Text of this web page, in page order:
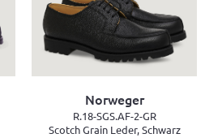
Norweger
R.18-SGS.AF-2-GR
Scotch Grain Leder, Schwarz